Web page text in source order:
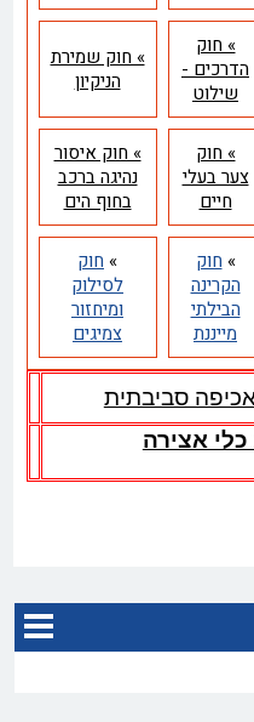
» חוק
הדרכים -
שילוט
» חוק שמירת
הניקיון
» חוק
צער בעלי
חיים
» חוק איסור
נהיגה ברכב
בחוף הים
» חוק
הקרינה
הבילתי
מייננת
» חוק
לסילוק
ומיחזור
צמיגים
סביבתית
אצירה